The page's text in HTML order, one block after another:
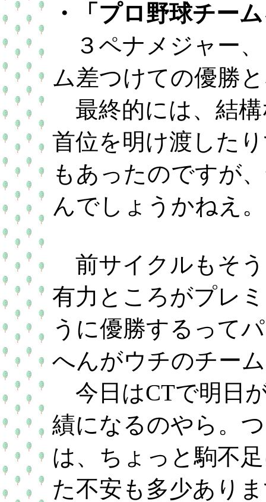
・「プロ野球チー
３ペナメジャー、
ム差つけての優勝
最終的には、結
首位を明け渡した
もあったのですが
んでしょうかねえ。
前サイクルもそ
有力ところがプレ
うに優勝するって
へんがウチのチー
今日はCTで明日
績になるのやら。
は、ちょっと駒不
た不安も多少あり